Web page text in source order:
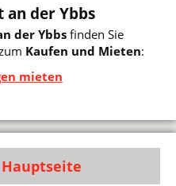
der Ybbs
der Ybbs finden Sie
Kaufen und Mieten:
mieten